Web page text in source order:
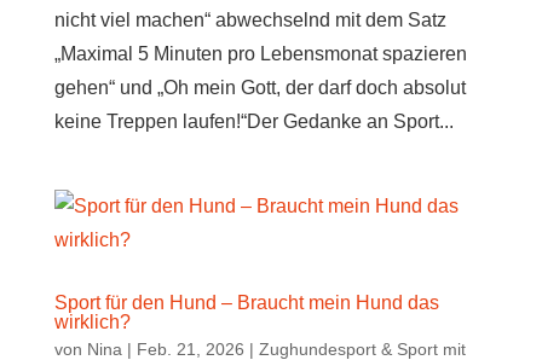
nicht viel machen“ abwechselnd mit dem Satz
„Maximal 5 Minuten pro Lebensmonat spazieren
gehen“ und „Oh mein Gott, der darf doch absolut
keine Treppen laufen!“Der Gedanke an Sport...
Sport für den Hund – Braucht mein Hund das
wirklich?
von Nina | Feb. 21, 2026 | Zughundesport & Sport mit